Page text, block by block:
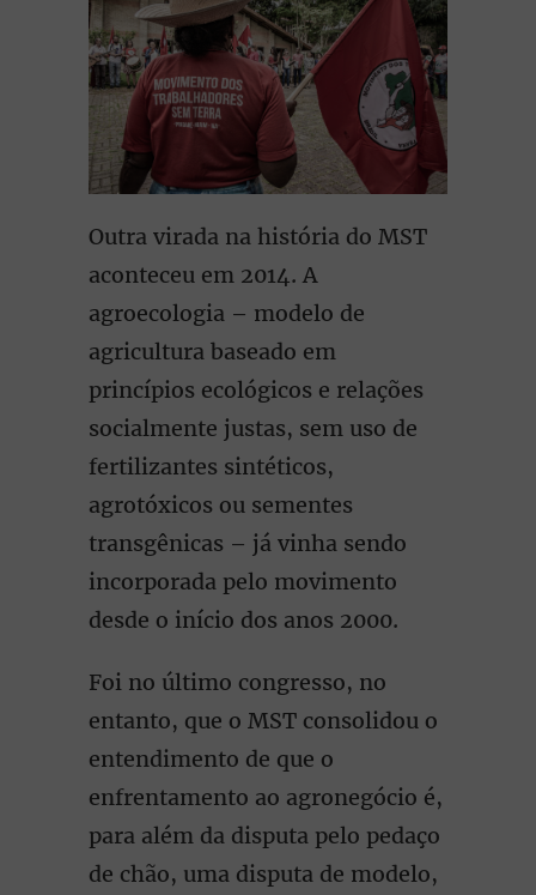
Outra virada na história do MST
aconteceu em 2014. A
agroecologia – modelo de
agricultura baseado em
princípios ecológicos e relações
socialmente justas, sem uso de
fertilizantes sintéticos,
agrotóxicos ou sementes
transgênicas – já vinha sendo
incorporada pelo movimento
desde o início dos anos 2000.
Foi no último congresso, no
entanto, que o MST consolidou o
entendimento de que o
enfrentamento ao agronegócio é,
para além da disputa pelo pedaço
de chão, uma disputa de modelo,